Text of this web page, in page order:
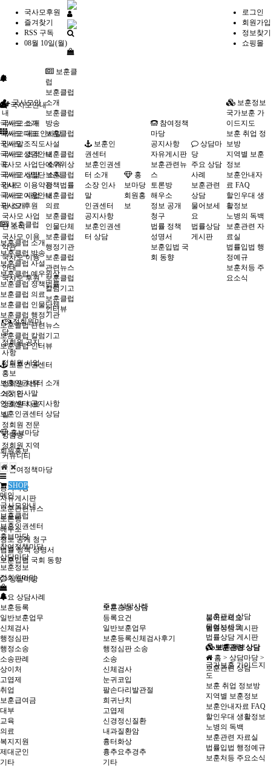
국사모후원
즐겨찾기
RSS 구독
08월 10일(월)
로그인
회원가입
정보찾기
쇼핑몰
국사모안내
국사모 소개
국사모 대표 인사말
국사모 조직도
국사모 상담안내
국사모 사업단 소개
국사모 사업단 소식
국사모 이용약관
국사모 이용안내
국사모 후원
보훈클럽
보훈클럽 소개
보훈클럽 방송
보훈클럽 사설
보훈클럽 예우위상
보훈클럽 정책법률
보훈클럽 의료
보훈클럽 인물단체
보훈클럽 행정기관
보훈클럽 관련뉴스
보훈클럽 칼럼기고
보훈클럽 인터뷰
보훈인권센터
보훈인권센터 소개
소장 인사말
인권센터 공지사항
보훈인권센터 상담
홍보마당
회원홍보
참여정책마당
공지사항
자유게시판
보훈관련뉴스
토론방
해우소
정보 공개 청구
법률 정책 성명서
보훈입법 국회 동향
상담마당
주요 상담사례
보훈등록
일반보훈업무
신체검사
행정심판
행정소송
소송판례
상이처
고엽제
취업
보훈급여금
대부
교육
의료
복지지원
제대군인
기타
보훈관련 상담
등록요건
일반보훈업무
보훈등록신체검사후기
행정심판 소송
소송
신체검사
눈귀코입
팔손다리발관절
희귀난치
고엽제
신경정신질환
내과질환암
흉터화상
흉추요추경추
기타
물어보세요
법률상담 게시판
보훈정보
국가보훈 가이드지
도
보훈 취업 정보방
지역별 보훈정보
보훈안내자료 FAQ
할인우대 생활정보
노병의 독백
보훈관련 자료실
법률입법 행정예규
보훈처등 주요소식
국사모안
내
국사모 소개
국사모 대표
인사말
국사모 조직
도
국사모 상담
안내
국사모 사업
단 소개
국사모 사업
단 소식
국사모 이용
약관
국사모 이용
안내
국사모 후원
보훈클
럽
보훈클럽
소개
보훈클럽
방송
보훈클럽
사설
보훈클럽
예우위상
보훈클럽
정책법률
보훈클럽
의료
보훈클럽
인물단체
보훈클럽
행정기관
보훈클럽
관련뉴스
보훈클럽
칼럼기고
보훈클럽
인터뷰
보훈인
권센터
보훈인권센
터 소개
소장 인사
말
인권센터
공지사항
보훈인권센
터 상담
홍
보마당
회원홍
보
참여정책
마당
공지사항
자유게시판
보훈관련뉴
스
토론방
해우소
정보 공개
청구
법률 정책
성명서
보훈입법 국
회 동향
상담마
당
주요 상담
사례
보훈관련
상담
물어보세
요
법률상담
게시판
보훈정보
국가보훈 가
이드지도
보훈 취업 정
보방
지역별 보훈
정보
보훈안내자
료 FAQ
할인우대 생
활정보
노병의 독백
보훈관련 자
료실
법률입법 행
정예규
보훈처등 주
요소식
정회원마
당
정회원 공지
사항
정회원 사업
홍보
정회원 자유
게시판
정회원 자료
실
정회원 전문
상담방
정회원 지역
커뮤니티
SHOP
메인
국사모안내
보훈클럽
보훈인권센터
홍보마당
참여정책마당
상담마당
보훈정보
정회원마당
주요 상담사례
보훈관련 상담
물어보세요
법률상담 게시판
보훈관련 상담
홈 > 상담마당 >
보훈관련 상담